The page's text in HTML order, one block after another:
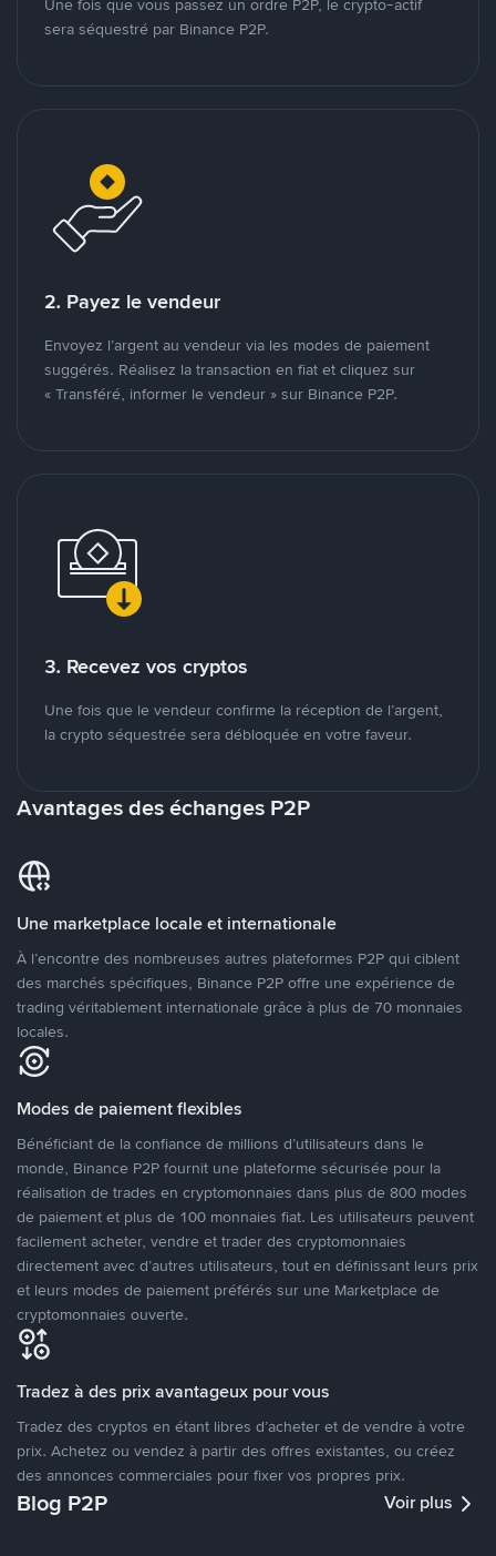
Une fois que vous passez un ordre P2P, le crypto-actif
sera séquestré par Binance P2P.
2. Payez le vendeur
Envoyez l’argent au vendeur via les modes de paiement
suggérés. Réalisez la transaction en fiat et cliquez sur
« Transféré, informer le vendeur » sur Binance P2P.
3. Recevez vos cryptos
Une fois que le vendeur confirme la réception de l’argent,
la crypto séquestrée sera débloquée en votre faveur.
Avantages des échanges P2P
Une marketplace locale et internationale
À l’encontre des nombreuses autres plateformes P2P qui ciblent
des marchés spécifiques, Binance P2P offre une expérience de
trading véritablement internationale grâce à plus de 70 monnaies
locales.
Modes de paiement flexibles
Bénéficiant de la confiance de millions d’utilisateurs dans le
monde, Binance P2P fournit une plateforme sécurisée pour la
réalisation de trades en cryptomonnaies dans plus de 800 modes
de paiement et plus de 100 monnaies fiat. Les utilisateurs peuvent
facilement acheter, vendre et trader des cryptomonnaies
directement avec d’autres utilisateurs, tout en définissant leurs prix
et leurs modes de paiement préférés sur une Marketplace de
cryptomonnaies ouverte.
Tradez à des prix avantageux pour vous
Tradez des cryptos en étant libres d’acheter et de vendre à votre
prix. Achetez ou vendez à partir des offres existantes, ou créez
des annonces commerciales pour fixer vos propres prix.
Blog P2P Voir plus